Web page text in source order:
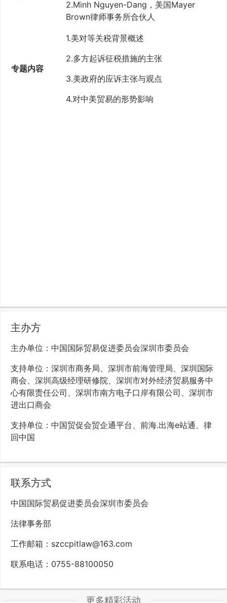
2.Minh Nguyen-Dang，美国Mayer
Brown律师事务所合伙人
专题内容
1.美对等关税背景概述
2.多方起诉征税措施的主张
3.美政府的应诉主张与观点
4.对中美贸易的形势影响
主办方
主办单位：中国国际贸易促进委员会深圳市委员会
支持单位：深圳市商务局、深圳市前海管理局、深圳国际
商会、深圳高级经理研修院、深圳市对外经济贸易服务中
心有限责任公司、深圳市南方电子口岸有限公司、深圳市
进出口商会
支持单位：中国贸促会贸企通平台、前海.出海e站通、律
回中国
联系方式
中国国际贸易促进委员会深圳市委员会
法律事务部
工作邮箱：szccpitlaw@163.com
联系电话：0755-88100050
更多精彩活动